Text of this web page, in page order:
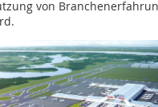
von